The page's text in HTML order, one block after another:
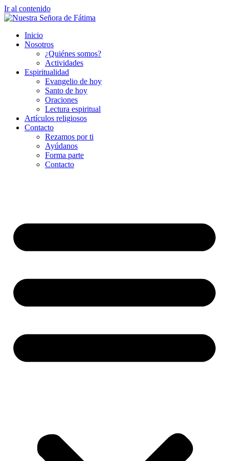
Ir al contenido
Inicio
Nosotros
¿Quiénes somos?
Actividades
Espiritualidad
Evangelio de hoy
Santo de hoy
Oraciones
Lectura espiritual
Artículos religiosos
Contacto
Rezamos por ti
Ayúdanos
Forma parte
Contacto